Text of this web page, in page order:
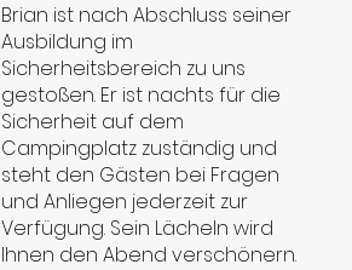
Brian ist nach Abschluss seiner
Ausbildung im
Sicherheitsbereich zu uns
gestoßen. Er ist nachts für die
Sicherheit auf dem
Campingplatz zuständig und
steht den Gästen bei Fragen
und Anliegen jederzeit zur
Verfügung. Sein Lächeln wird
Ihnen den Abend verschönern.